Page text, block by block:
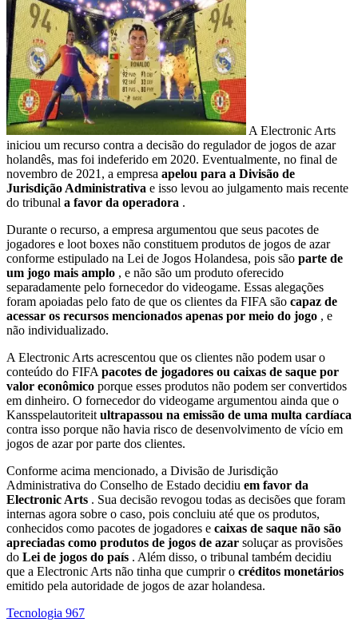
A Electronic Arts
iniciou um recurso contra a decisão do regulador de jogos de azar
holandês, mas foi indeferido em 2020. Eventualmente, no final de
novembro de 2021, a empresa apelou para a Divisão de
Jurisdição Administrativa e isso levou ao julgamento mais recente
do tribunal a favor da operadora .
Durante o recurso, a empresa argumentou que seus pacotes de
jogadores e loot boxes não constituem produtos de jogos de azar
conforme estipulado na Lei de Jogos Holandesa, pois são parte de
um jogo mais amplo , e não são um produto oferecido
separadamente pelo fornecedor do videogame. Essas alegações
foram apoiadas pelo fato de que os clientes da FIFA são capaz de
acessar os recursos mencionados apenas por meio do jogo , e
não individualizado.
A Electronic Arts acrescentou que os clientes não podem usar o
conteúdo do FIFA pacotes de jogadores ou caixas de saque por
valor econômico porque esses produtos não podem ser convertidos
em dinheiro. O fornecedor do videogame argumentou ainda que o
Kansspelautoriteit ultrapassou na emissão de uma multa cardíaca
contra isso porque não havia risco de desenvolvimento de vício em
jogos de azar por parte dos clientes.
Conforme acima mencionado, a Divisão de Jurisdição
Administrativa do Conselho de Estado decidiu em favor da
Electronic Arts . Sua decisão revogou todas as decisões que foram
internas agora sobre o caso, pois concluiu até que os produtos,
conhecidos como pacotes de jogadores e caixas de saque não são
apreciadas como produtos de jogos de azar soluçar as provisões
do Lei de jogos do país . Além disso, o tribunal também decidiu
que a Electronic Arts não tinha que cumprir o créditos monetários
emitido pela autoridade de jogos de azar holandesa.
Tecnologia 967